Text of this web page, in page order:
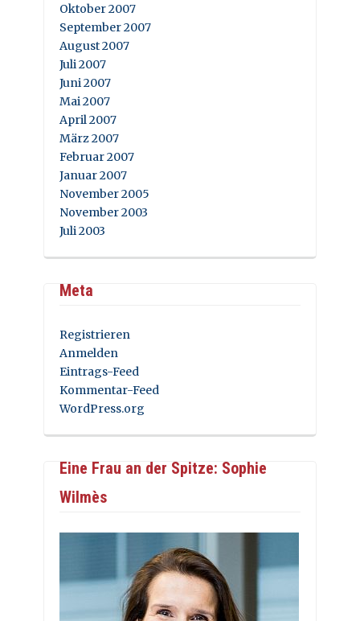
Oktober 2007
September 2007
August 2007
Juli 2007
Juni 2007
Mai 2007
April 2007
März 2007
Februar 2007
Januar 2007
November 2005
November 2003
Juli 2003
Meta
Registrieren
Anmelden
Eintrags-Feed
Kommentar-Feed
WordPress.org
Eine Frau an der Spitze: Sophie
Wilmès